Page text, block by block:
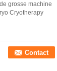
grosse machine
Cryotherapy
Contact